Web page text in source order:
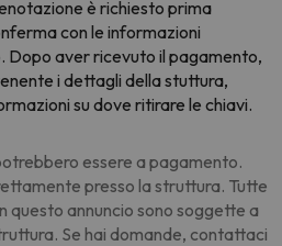
è richiesto prima
con le informazioni
aver ricevuto il pagamento,
i dettagli della stuttura,
su dove ritirare le chiavi.
essere a pagamento.
presso la struttura. Tutte
questo annuncio sono soggette a
Se hai domande, contattaci